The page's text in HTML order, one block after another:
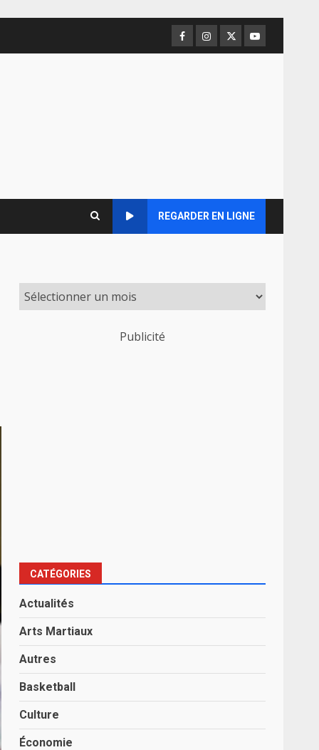
Facebook
Instagram
TwitterYoutube
REGARDER EN LIGNE
Publicité
CATÉGORIES
Actualités
Arts Martiaux
Autres
Basketball
Culture
Économie